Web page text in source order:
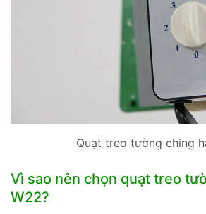
Quạt treo tường ching
Vì sao nên chọn quạt treo
W22?